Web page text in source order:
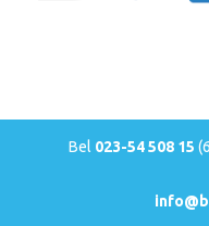
Bel 023-54 508 15